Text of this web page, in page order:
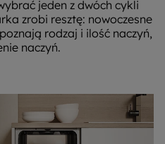
jeden z dwóch cykli
zrobi resztę: nowoczesne
rodzaj i ilość naczyń,
naczyń.